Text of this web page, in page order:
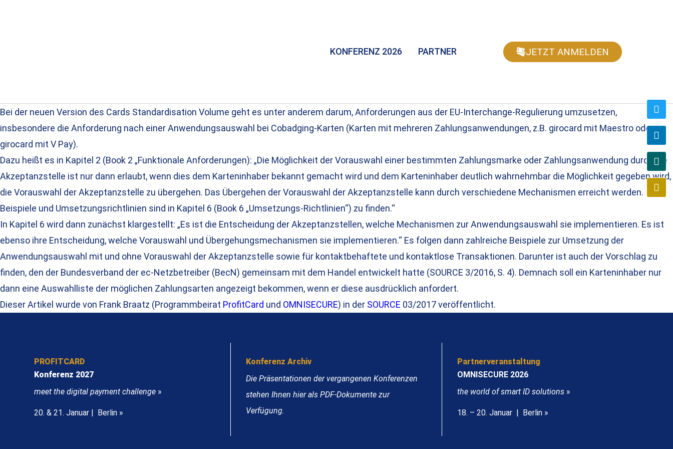
KONFERENZ 2026 PARTNER JETZT ANMELDEN
Bei der neuen Version des Cards Standardisation Volume geht es unter anderem darum, Anforderungen aus der EU-Interchange-Regulierung umzusetzen,
insbesondere die Anforderung nach einer Anwendungsauswahl bei Cobadging-Karten (Karten mit mehreren Zahlungsanwendungen, z.B. girocard mit Maestro oder
girocard mit V Pay).
Dazu heißt es in Kapitel 2 (Book 2 „Funktionale Anforderungen): „Die Möglichkeit der Vorauswahl einer bestimmten Zahlungsmarke oder Zahlungsanwendung durch die
Akzeptanzstelle ist nur dann erlaubt, wenn dies dem Karteninhaber bekannt gemacht wird und dem Karteninhaber deutlich wahrnehmbar die Möglichkeit gegeben wird,
die Vorauswahl der Akzeptanzstelle zu übergehen. Das Übergehen der Vorauswahl der Akzeptanzstelle kann durch verschiedene Mechanismen erreicht werden.
Beispiele und Umsetzungsrichtlinien sind in Kapitel 6 (Book 6 „Umsetzungs-Richtlinien“) zu finden.“
In Kapitel 6 wird dann zunächst klargestellt: „Es ist die Entscheidung der Akzeptanzstellen, welche Mechanismen zur Anwendungsauswahl sie implementieren. Es ist
ebenso ihre Entscheidung, welche Vorauswahl und Übergehungsmechanismen sie implementieren.“ Es folgen dann zahlreiche Beispiele zur Umsetzung der
Anwendungsauswahl mit und ohne Vorauswahl der Akzeptanzstelle sowie für kontaktbehaftete und kontaktlose Transaktionen. Darunter ist auch der Vorschlag zu
finden, den der Bundesverband der ec-Netzbetreiber (BecN) gemeinsam mit dem Handel entwickelt hatte (SOURCE 3/2016, S. 4). Demnach soll ein Karteninhaber nur
dann eine Auswahlliste der möglichen Zahlungsarten angezeigt bekommen, wenn er diese ausdrücklich anfordert.
Dieser Artikel wurde von Frank Braatz (Programmbeirat ProfitCard und OMNISECURE) in der SOURCE 03/2017 veröffentlicht.
PROFITCARD
Konferenz 2027
meet the digital payment challenge »
20. & 21. Januar | Berlin »
Konferenz Archiv
Die Präsentationen der vergangenen Konferenzen
stehen Ihnen hier als PDF-Dokumente zur
Verfügung.
Partnerveranstaltung
OMNISECURE 2026
the world of smart ID solutions »
18. – 20. Januar | Berlin »